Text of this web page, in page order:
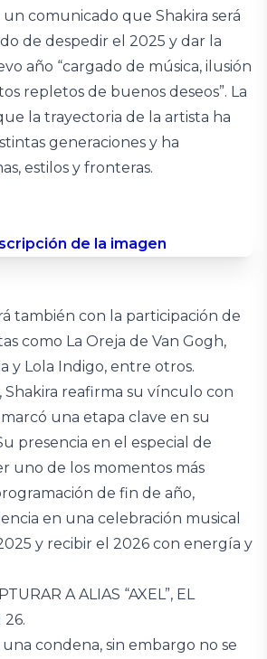
un comunicado que Shakira será
de despedir el 2025 y dar la
año “cargado de música, ilusión
repletos de buenos deseos”. La
la trayectoria de la artista ha
generaciones y ha
estilos y fronteras.
también con la participación de
como La Oreja de Van Gogh,
y Lola Indigo, entre otros.
Shakira reafirma su vínculo con
una etapa clave en su
presencia en el especial de
uno de los momentos más
de fin de año,
en una celebración musical
y recibir el 2026 con energía y
A ALIAS “AXEL”, EL
26.
condena, sin embargo no se